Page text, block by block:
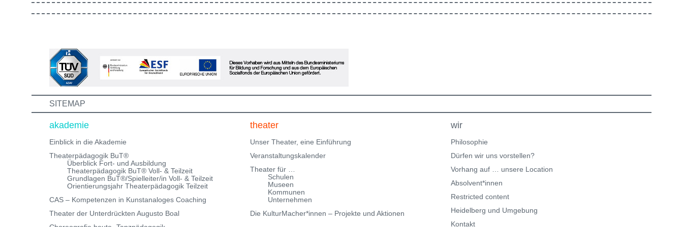
Weiterbildungen und erhalte eine Einladung zum
Informations- und Aufnahmeworkshop. Bei Fragen,
schreibe uns einfach eine Mail an:
info@theaterwerkstatt-heidelberg.de Wir freuen uns auf
Klingenteichstraße verfügen. Hinweise über
Parkmöglichkeiten findest Du hier:
SITEMAP
akademie
Einblick in die Akademie
Theaterpädagogik BuT®
Überblick Fort- und Ausbildung
Theaterpädagogik BuT® Voll- & Teilzeit
Grundlagen BuT®/Spielleiter/in Voll- & Teilzeit
Orientierungsjahr Theaterpädagogik Teilzeit
CAS – Kompetenzen in Kunstanaloges Coaching
Theater der Unterdrückten Augusto Boal
theater
Unser Theater, eine Einführung
Veranstaltungskalender
Theater für …
Schulen
Museen
Kommunen
Unternehmen
Die KulturMacher*innen – Projekte und Aktionen
wir
Philosophie
Dürfen wir uns vorstellen?
Vorhang auf … unsere Location
Absolvent*innen
Restricted content
Heidelberg und Umgebung
Kontakt